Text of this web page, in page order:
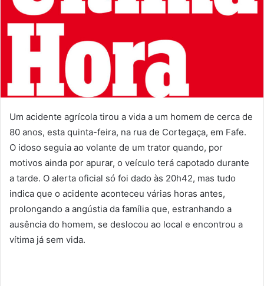
Um acidente agrícola tirou a vida a um homem de cerca de
80 anos, esta quinta-feira, na rua de Cortegaça, em Fafe.
O idoso seguia ao volante de um trator quando, por
motivos ainda por apurar, o veículo terá capotado durante
a tarde. O alerta oficial só foi dado às 20h42, mas tudo
indica que o acidente aconteceu várias horas antes,
prolongando a angústia da família que, estranhando a
ausência do homem, se deslocou ao local e encontrou a
vítima já sem vida.